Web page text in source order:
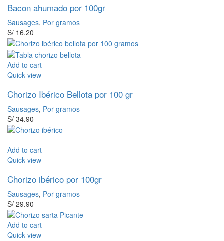
Bacon ahumado por 100gr
Sausages, Por gramos
S/ 16.20
Add to cart
Quick view
Chorizo Ibérico Bellota por 100 gr
Sausages, Por gramos
S/ 34.90
Add to cart
Quick view
Chorizo ibérico por 100gr
Sausages, Por gramos
S/ 29.90
Add to cart
Quick view